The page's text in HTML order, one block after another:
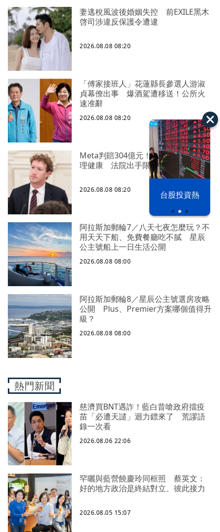
漢光42演習 台股投資熱
妻逃稅風波後婚姻失控 前EXILE黑木
啓司涉違反保護令遭逮
2026.08.08 08:20
「傅家接班人」花蓮縣長參選人游淑
貞幕僚出事 爆酒駕遭移送！公所火
速准辭
2026.08.08 08:20
Meta判賠304億元！遭控危害兒少心
理健康 法院出手限制青少年使用
2026.08.08 08:20
阿拉斯加郵輪7／八天七夜怎麼玩？不
用天天下船、免費餐廳吃不膩 星辰
公主號船上一日生活公開
2026.08.08 08:00
阿拉斯加郵輪8／星辰公主號選房攻略
公開 Plus、Premier方案哪個值得升
級？
2026.08.08 08:00
熱門新聞
慈濟買BNT遇詐！藍白昔嗆政府擋疫
苗「必遭天譴」迴力鏢來了 荒謬語
錄一次看
2026.08.06 22:06
罕曬與藍營饒慶玲同框照 蔡英文：
好的地方政治是終結對立、彼此接力
2026.08.05 15:07